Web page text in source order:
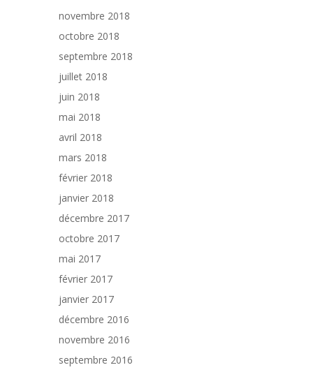
novembre 2018
octobre 2018
septembre 2018
juillet 2018
juin 2018
mai 2018
avril 2018
mars 2018
février 2018
janvier 2018
décembre 2017
octobre 2017
mai 2017
février 2017
janvier 2017
décembre 2016
novembre 2016
septembre 2016